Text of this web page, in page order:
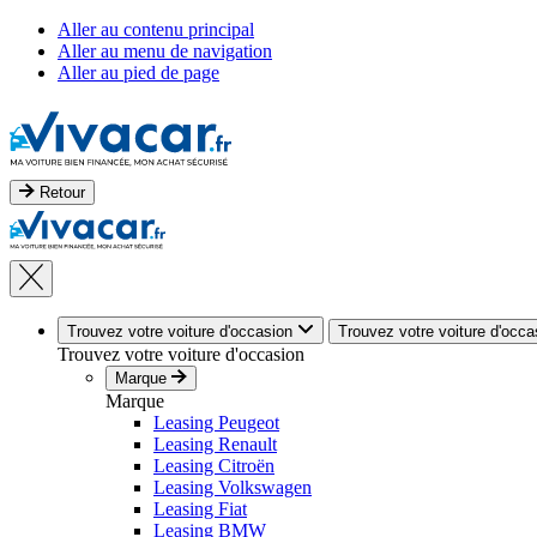
Aller au contenu principal
Aller au menu de navigation
Aller au pied de page
Retour
Trouvez votre voiture d'occasion Trouvez votre voiture
Trouvez votre voiture d'occasion
Marque
Marque
Leasing Peugeot
Leasing Renault
Leasing Citroën
Leasing Volkswagen
Leasing Fiat
Leasing BMW